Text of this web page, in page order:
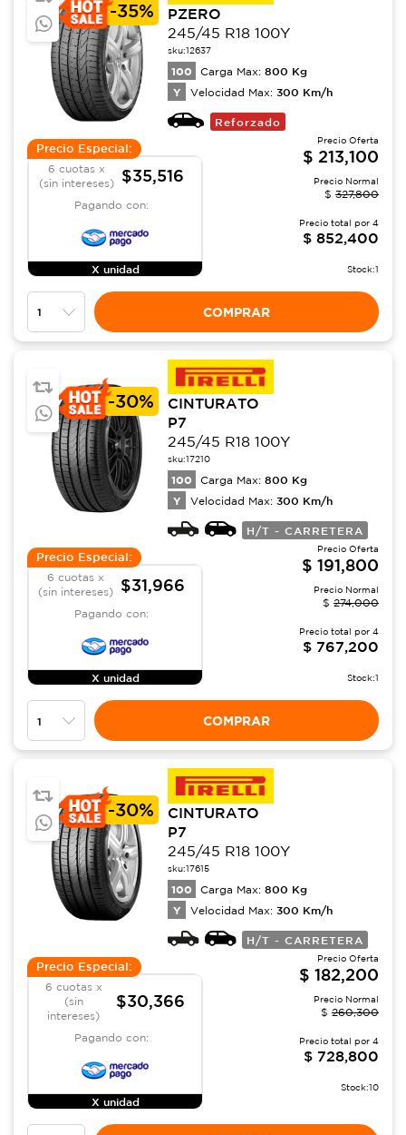
-35%
PZERO
245/45 R18 100Y
sku:12637
100 Carga Max: 800 Kg
Y Velocidad Max: 300 Km/h
Reforzado
Precio Especial:
6 cuotas x
(sin intereses)
$35,516
Pagando con:
X unidad
Precio Oferta
$ 213,100
Precio Normal
$ 327,800
Precio total por 4
$ 852,400
Stock:1
COMPRAR
-30%
CINTURATO
P7
245/45 R18 100Y
sku:17210
100 Carga Max: 800 Kg
Y Velocidad Max: 300 Km/h
H/T - CARRETERA
Precio Especial:
6 cuotas x
(sin intereses)
$31,966
Pagando con:
X unidad
Precio Oferta
$ 191,800
Precio Normal
$ 274,000
Precio total por 4
$ 767,200
Stock:1
COMPRAR
-30%
CINTURATO
P7
245/45 R18 100Y
sku:17615
100 Carga Max: 800 Kg
Y Velocidad Max: 300 Km/h
H/T - CARRETERA
Precio Especial:
6 cuotas x
(sin
intereses)
$30,366
Pagando con:
X unidad
Precio Oferta
$ 182,200
Precio Normal
$ 260,300
Precio total por 4
$ 728,800
Stock:10